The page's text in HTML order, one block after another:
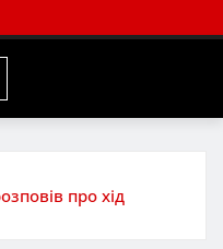
про хід